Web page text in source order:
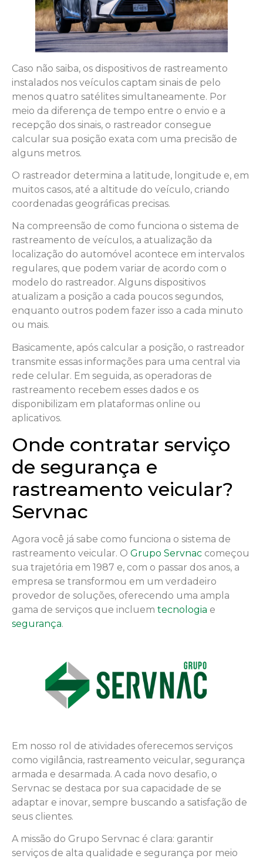
Caso não saiba, os dispositivos de rastreamento
instalados nos veículos captam sinais de pelo
menos quatro satélites simultaneamente. Por
meio da diferença de tempo entre o envio e a
recepção dos sinais, o rastreador consegue
calcular sua posição exata com uma precisão de
alguns metros.
O rastreador determina a latitude, longitude e, em
muitos casos, até a altitude do veículo, criando
coordenadas geográficas precisas.
Na compreensão de como funciona o sistema de
rastreamento de veículos, a atualização da
localização do automóvel acontece em intervalos
regulares, que podem variar de acordo com o
modelo do rastreador. Alguns dispositivos
atualizam a posição a cada poucos segundos,
enquanto outros podem fazer isso a cada minuto
ou mais.
Basicamente, após calcular a posição, o rastreador
transmite essas informações para uma central via
rede celular. Em seguida, as operadoras de
rastreamento recebem esses dados e os
disponibilizam em plataformas online ou
aplicativos.
Onde contratar serviço
de segurança e
rastreamento veicular?
Servnac
Agora você já sabe como funciona o sistema de
rastreamento veicular. O Grupo Servnac começou
sua trajetória em 1987 e, com o passar dos anos, a
empresa se transformou em um verdadeiro
provedor de soluções, oferecendo uma ampla
gama de serviços que incluem tecnologia e
segurança.
Em nosso rol de atividades oferecemos serviços
como vigilância, rastreamento veicular, segurança
armada e desarmada. A cada novo desafio, o
Servnac se destaca por sua capacidade de se
adaptar e inovar, sempre buscando a satisfação de
seus clientes.
A missão do Grupo Servnac é clara: garantir
serviços de alta qualidade e segurança por meio